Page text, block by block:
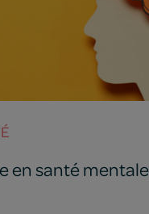
en santé mentale